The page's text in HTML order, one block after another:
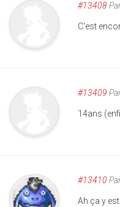
#13408
C'est
#13409
14ans
#13410
Ah ça y